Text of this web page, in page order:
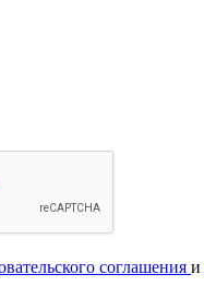
соглашения и